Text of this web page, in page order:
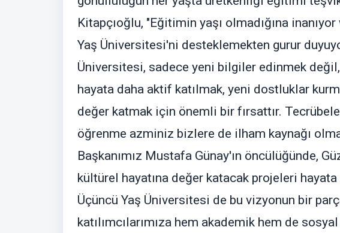
Kitapçıoğlu, "Eğitimin yaşı olmadığına
Yaş Üniversitesi'ni desteklemekten gurur
Üniversitesi, sadece yeni bilgiler edinmek
hayata daha aktif katılmak, yeni dostluklar
değer katmak için önemli bir fırsattır.
öğrenme azminiz bizlere de ilham kaynağı
Başkanımız Mustafa Günay'ın öncülüğünde,
kültürel hayatına değer katacak projeleri
Üçüncü Yaş Üniversitesi de bu vizyonun bir
katılımcılarımıza hem akademik hem de